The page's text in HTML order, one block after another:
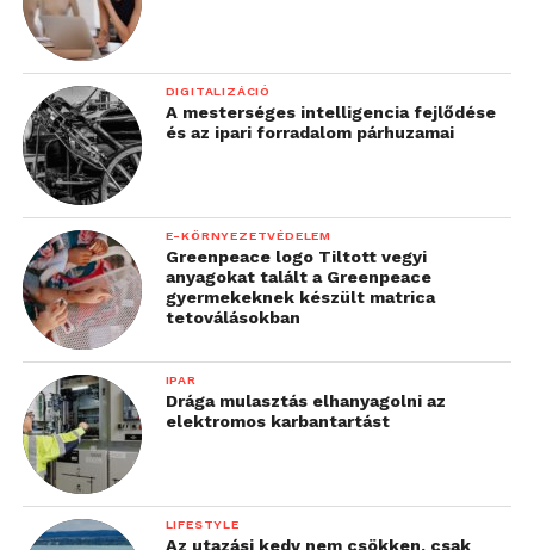
DIGITALIZÁCIÓ
A mesterséges intelligencia fejlődése
és az ipari forradalom párhuzamai
E-KÖRNYEZETVÉDELEM
Greenpeace logo Tiltott vegyi
anyagokat talált a Greenpeace
gyermekeknek készült matrica
tetoválásokban
IPAR
Drága mulasztás elhanyagolni az
elektromos karbantartást
LIFESTYLE
Az utazási kedv nem csökken, csak